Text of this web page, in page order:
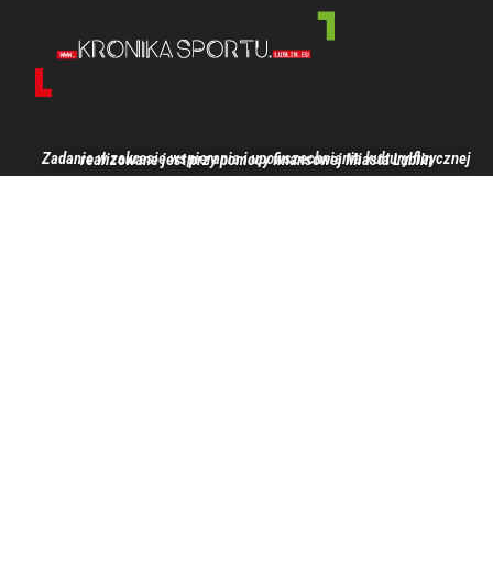
Zadanie w zakresie wspierania i upowszechniania kultury fizycznej realizowane jest przy pomocy finansowej Miasta Lublin